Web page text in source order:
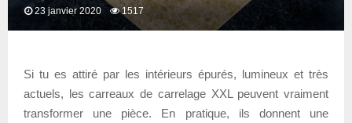
23 janvier 2020 1517
Si tu es attiré par les intérieurs épurés, lumineux et très
actuels, les carreaux de carrelage XXL peuvent vraiment
transformer une pièce. En pratique, ils donnent une